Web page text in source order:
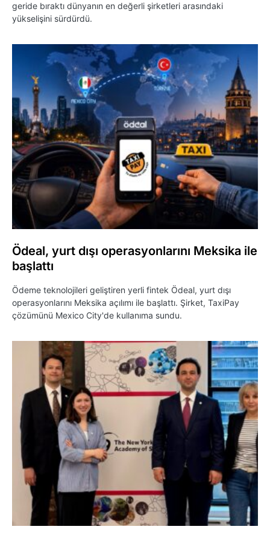
geride bıraktı dünyanın en değerli şirketleri arasındaki
yükselişini sürdürdü.
Ödeal, yurt dışı operasyonlarını Meksika ile
başlattı
Ödeme teknolojileri geliştiren yerli fintek Ödeal, yurt dışı
operasyonlarını Meksika açılımı ile başlattı. Şirket, TaxiPay
çözümünü Mexico City'de kullanıma sundu.